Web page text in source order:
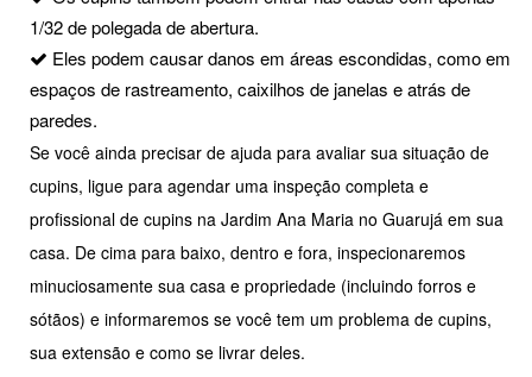
1/32 de polegada de abertura.
Eles podem causar danos em áreas escondidas, como em
espaços de rastreamento, caixilhos de janelas e atrás de
paredes.
Se você ainda precisar de ajuda para avaliar sua situação de
cupins, ligue para agendar uma inspeção completa e
profissional de cupins na Jardim Ana Maria no Guarujá em sua
casa. De cima para baixo, dentro e fora, inspecionaremos
minuciosamente sua casa e propriedade (incluindo forros e
sótãos) e informaremos se você tem um problema de cupins,
sua extensão e como se livrar deles.